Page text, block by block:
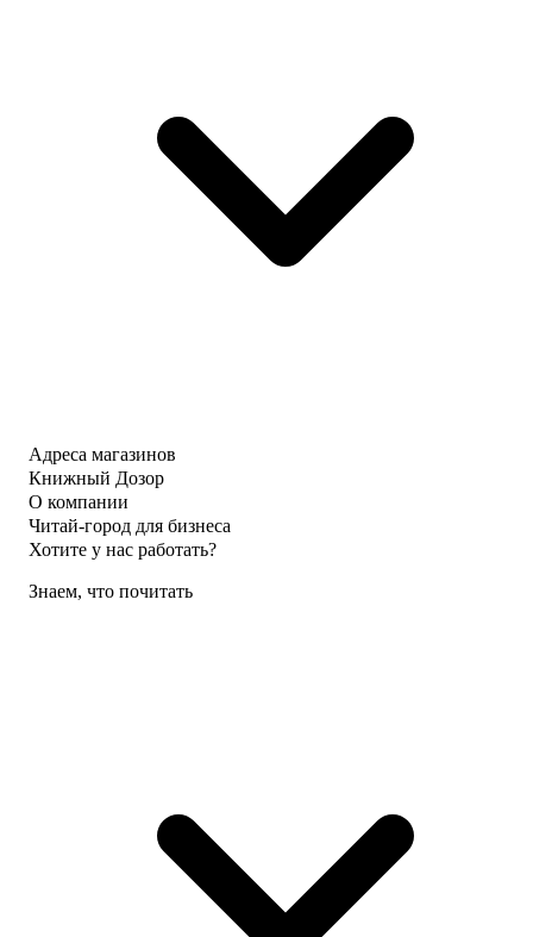
Адреса магазинов
Книжный Дозор
О компании
Читай-город для бизнеса
Хотите у нас работать?
Знаем, что почитать